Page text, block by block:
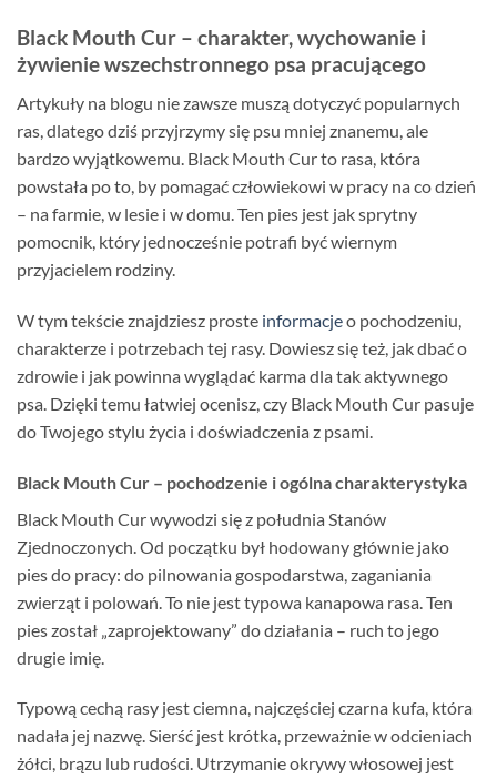
Black Mouth Cur – charakter, wychowanie i
żywienie wszechstronnego psa pracującego
Artykuły na blogu nie zawsze muszą dotyczyć popularnych
ras, dlatego dziś przyjrzymy się psu mniej znanemu, ale
bardzo wyjątkowemu. Black Mouth Cur to rasa, która
powstała po to, by pomagać człowiekowi w pracy na co dzień
– na farmie, w lesie i w domu. Ten pies jest jak sprytny
pomocnik, który jednocześnie potrafi być wiernym
przyjacielem rodziny.
W tym tekście znajdziesz proste informacjeo pochodzeniu,
charakterze i potrzebach tej rasy. Dowiesz się też, jak dbać o
zdrowie i jak powinna wyglądać karma dla tak aktywnego
psa. Dzięki temu łatwiej ocenisz, czy Black Mouth Cur pasuje
do Twojego stylu życia i doświadczenia z psami.
Black Mouth Cur – pochodzenie i ogólna charakterystyka
Black Mouth Cur wywodzi się z południa Stanów
Zjednoczonych. Od początku był hodowany głównie jako
pies do pracy: do pilnowania gospodarstwa, zaganiania
zwierząt i polowań. To nie jest typowa kanapowa rasa. Ten
pies został „zaprojektowany” do działania – ruch to jego
drugie imię.
Typową cechą rasy jest ciemna, najczęściej czarna kufa, która
nadała jej nazwę. Sierść jest krótka, przeważnie w odcieniach
żółci, brązu lub rudości. Utrzymanie okrywy włosowej jest